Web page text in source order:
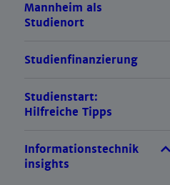
Mannheim als
Studienort
Studienfinanzierung
Studienstart:
Hilfreiche Tipps
Informationstechnik
insights